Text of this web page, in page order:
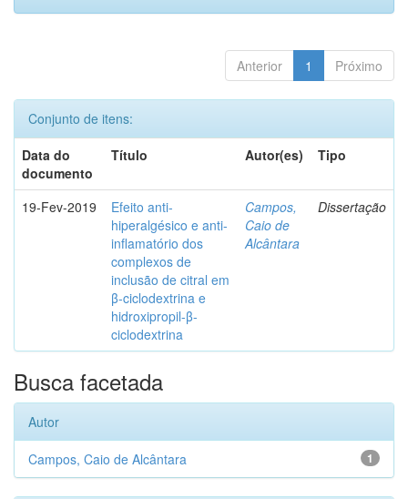
Anterior 1 Próximo
Conjunto de itens:
Data do
documento
Título Autor(es) Tipo
19-Fev-2019
Efeito anti-
hiperalgésico e anti-
inflamatório dos
complexos de
inclusão de citral em
β-ciclodextrina e
hidroxipropil-β-
ciclodextrina
Campos,
Caio de
Alcântara
Dissertação
Busca facetada
Autor
1
Campos, Caio de Alcântara